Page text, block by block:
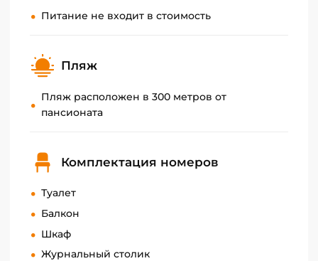
Питание не входит в стоимость
Пляж
Пляж расположен в 300 метров от
пансионата
Комплектация номеров
Туалет
Балкон
Шкаф
Журнальный столик